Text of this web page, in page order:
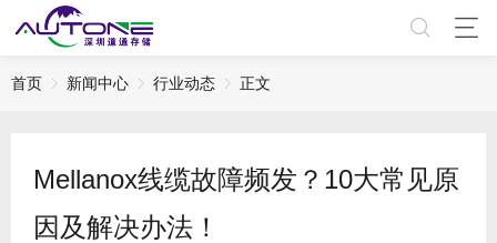
首页 新闻中心 行业动态 正文
Mellanox线缆故障频发？10大常见原
因及解决办法！